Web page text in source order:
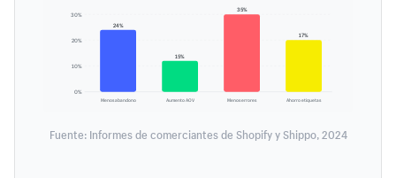
0%
10%
20%
30%
24%
Menos abandono
15%
Aumento AOV
35%
Menos errores
17%
Ahorro etiquetas
Fuente: Informes de comerciantes de Shopify y Shippo, 2024